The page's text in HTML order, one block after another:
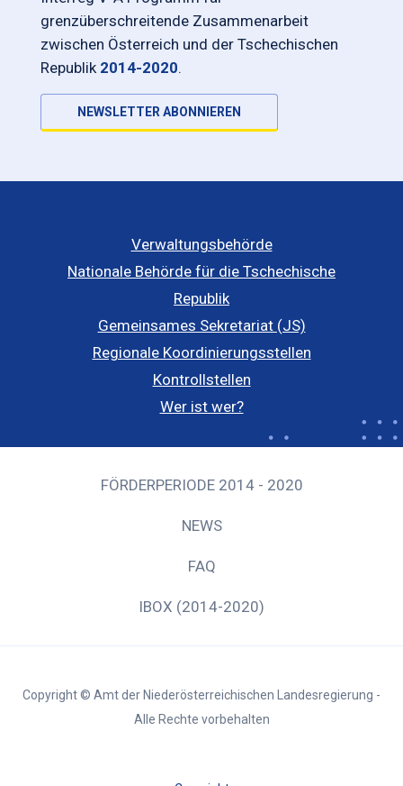
grenzüberschreitende Zusammenarbeit
zwischen Österreich und der Tschechischen
Republik 2014-2020.
NEWSLETTER ABONNIEREN
Verwaltungsbehörde
Nationale Behörde für die Tschechische
Republik
Gemeinsames Sekretariat (JS)
Regionale Koordinierungsstellen
Kontrollstellen
Wer ist wer?
FÖRDERPERIODE 2014 - 2020
NEWS
FAQ
IBOX (2014-2020)
Copyright © Amt der Niederösterreichischen Landesregierung -
Alle Rechte vorbehalten